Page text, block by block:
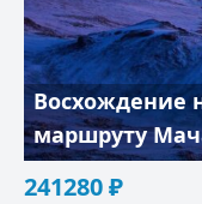
Восхождение
маршруту
241280₽